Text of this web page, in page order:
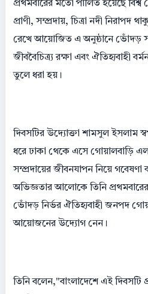
প্রথমবারের মতো পালিত হয়েছে
প্রাণী, সম্প্রদায়, চিত্রা নদী
রেখে আয়োজিত এ অনুষ্ঠানে ভোঁদড়
জীববৈচিত্র্য রক্ষা এবং ঐতিহ্যবাহী
তুলে ধরা হয়।
দিবসটির উদ্যোক্তা শামসুল ইসলাম
ধরে ঢাকা থেকে এসে গোয়ালবাড়ি
সম্প্রদায়ের জীবনযাপন নিয়ে
অভিজ্ঞতার আলোকে তিনি প্রথমবারের
ভোঁদড় নির্ভর ঐতিহ্যবাহী জনপদ
আয়োজনের উদ্যোগ নেন।
তিনি বলেন,"বাংলাদেশে এই